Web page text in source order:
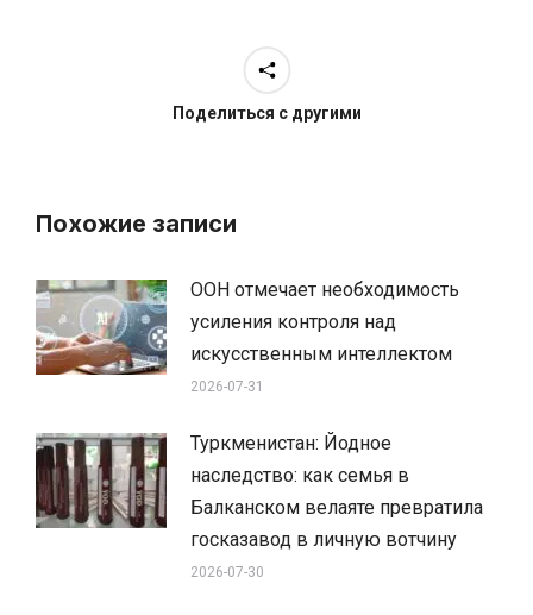
Поделиться с другими
Похожие записи
ООН отмечает необходимость
усиления контроля над
искусственным интеллектом
2026-07-31
Туркменистан: Йодное
наследство: как семья в
Балканском велаяте превратила
госказавод в личную вотчину
2026-07-30